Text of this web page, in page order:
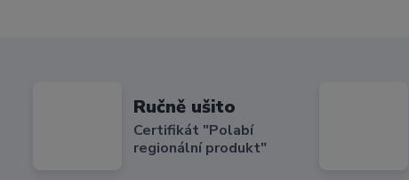
Ručně ušito
Certifikát "Polabí
regionální produkt"